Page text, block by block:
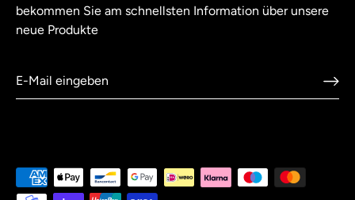
bekommen Sie am schnellsten Information über unsere
neue Produkte